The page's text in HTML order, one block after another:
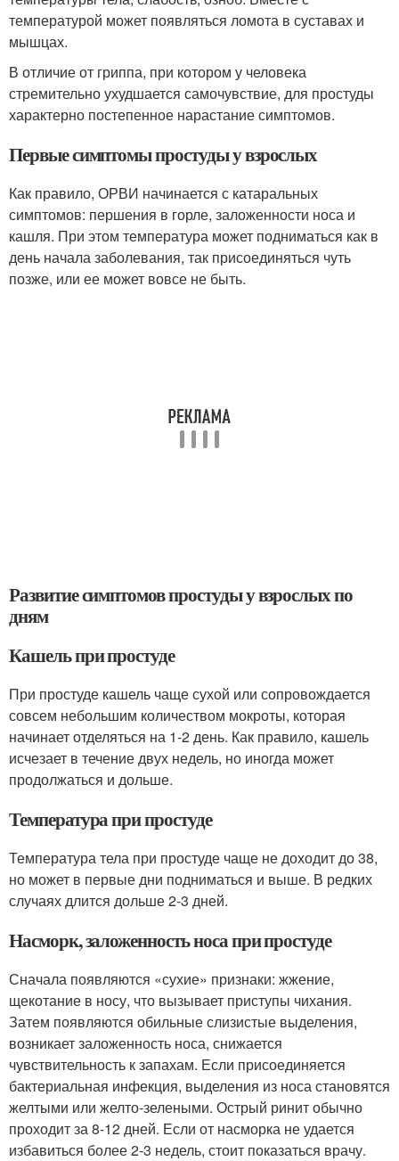
температурой может появляться ломота в суставах и
мышцах.
В отличие от гриппа, при котором у человека
стремительно ухудшается самочувствие, для простуды
характерно постепенное нарастание симптомов.
Первые симптомы простуды у взрослых
Как правило, ОРВИ начинается с катаральных
симптомов: першения в горле, заложенности носа и
кашля. При этом температура может подниматься как в
день начала заболевания, так присоединяться чуть
позже, или ее может вовсе не быть.
Развитие симптомов простуды у взрослых по
дням
Кашель при простуде
При простуде кашель чаще сухой или сопровождается
совсем небольшим количеством мокроты, которая
начинает отделяться на 1-2 день. Как правило, кашель
исчезает в течение двух недель, но иногда может
продолжаться и дольше.
Температура при простуде
Температура тела при простуде чаще не доходит до 38,
но может в первые дни подниматься и выше. В редких
случаях длится дольше 2-3 дней.
Насморк, заложенность носа при простуде
Сначала появляются «сухие» признаки: жжение,
щекотание в носу, что вызывает приступы чихания.
Затем появляются обильные слизистые выделения,
возникает заложенность носа, снижается
чувствительность к запахам. Если присоединяется
бактериальная инфекция, выделения из носа становятся
желтыми или желто-зелеными. Острый ринит обычно
проходит за 8-12 дней. Если от насморка не удается
избавиться более 2-3 недель, стоит показаться врачу.